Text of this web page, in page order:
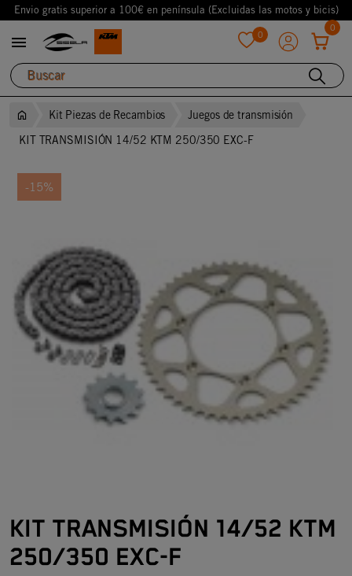
Envio gratis superior a 100€ en península (Excluidas las motos y bicis)
 0
0
Kit Piezas de Recambios
Juegos de transmisión
KIT TRANSMISIÓN 14/52 KTM 250/350 EXC-F
-15%
KIT TRANSMISIÓN 14/52 KTM
250/350 EXC-F